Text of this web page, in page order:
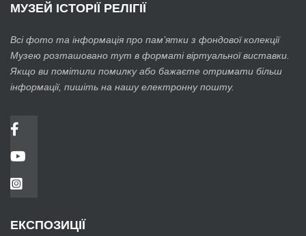
МУЗЕЙ ІСТОРІЇ РЕЛІГІЇ
Всі фото та інформація про пам’ятки з фондової колекції
Музею розташовано тут в форматі віртуальної виставки.
Якщо ви помітили помилку або бажаєте отримати більш
інформації, пишіть на нашу електронну пошту.
ЕКСПОЗИЦІЇ